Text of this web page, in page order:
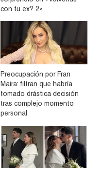
con tu ex? 2»
Preocupación por Fran
Maira: filtran que habría
tomado drástica decisión
tras complejo momento
personal